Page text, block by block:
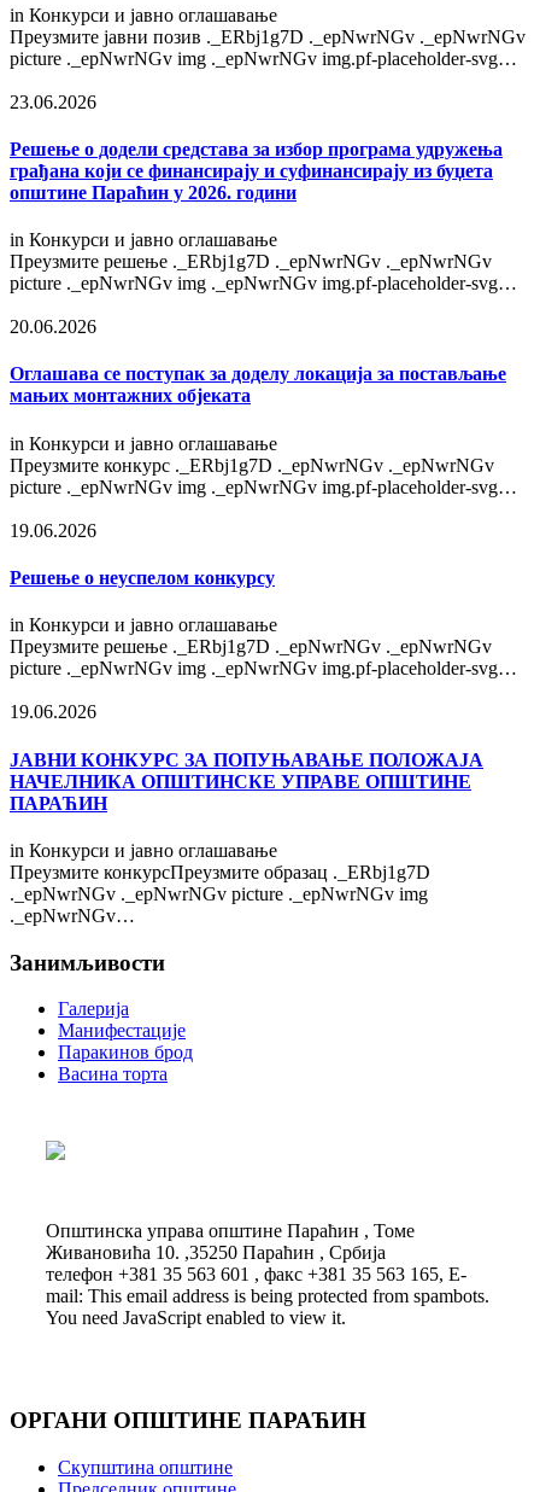
in Конкурси и јавно оглашавање
Преузмите јавни позив ._ERbj1g7D ._epNwrNGv ._epNwrNGv
picture ._epNwrNGv img ._epNwrNGv img.pf-placeholder-svg…
23.06.2026
Решење o додели средстава за избор програма удружења
грађана који се финансирају и суфинансирају из буџета
општине Параћин у 2026. години
in Конкурси и јавно оглашавање
Преузмите решење ._ERbj1g7D ._epNwrNGv ._epNwrNGv
picture ._epNwrNGv img ._epNwrNGv img.pf-placeholder-svg…
20.06.2026
Оглашава се поступак за доделу локација за постављање
мањих монтажних објеката
in Конкурси и јавно оглашавање
Преузмите конкурс ._ERbj1g7D ._epNwrNGv ._epNwrNGv
picture ._epNwrNGv img ._epNwrNGv img.pf-placeholder-svg…
19.06.2026
Решење о неуспелом конкурсу
in Конкурси и јавно оглашавање
Преузмите решење ._ERbj1g7D ._epNwrNGv ._epNwrNGv
picture ._epNwrNGv img ._epNwrNGv img.pf-placeholder-svg…
19.06.2026
ЈАВНИ КОНКУРС ЗА ПОПУЊАВАЊЕ ПОЛОЖАЈА
НАЧЕЛНИКА ОПШТИНСКЕ УПРАВЕ ОПШТИНЕ
ПАРАЋИН
in Конкурси и јавно оглашавање
Преузмите конкурсПреузмите образац ._ERbj1g7D
._epNwrNGv ._epNwrNGv picture ._epNwrNGv img
._epNwrNGv…
Занимљивости
Галерија
Манифестације
Паракинов брод
Васина торта
Општинска управа општине Параћин , Томе
Живановића 10. ,35250 Параћин , Србија
телефон +381 35 563 601 , факс +381 35 563 165, E-
mail: This email address is being protected from spambots.
You need JavaScript enabled to view it.
ОРГАНИ ОПШТИНЕ ПАРАЋИН
Скупштина општине